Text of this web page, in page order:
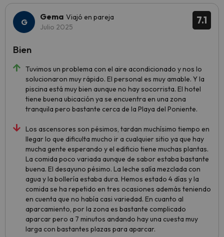
7.1
Gema Viajó en pareja
Julio 2025
Tuvimos un problema con el aire acondicionado y nos lo
solucionaron muy rápido. El personal es muy amable. Y la
piscina está muy bien aunque no hay socorrista. El hotel
tiene buena ubicación ya se encuentra en una zona
tranquila pero bastante cerca de la Playa del Poniente.
Los ascensores son pésimos, tardan muchísimo tiempo en
llegar lo que dificulta mucho ir a cualquier sitio ya que hay
mucha gente esperando y el edificio tiene muchas plantas.
La comida poco variada aunque de sabor estaba bastante
buena. El desayuno pésimo. La leche salía mezclada con
agua y la bollería estaba dura. Hemos estado 4 días y la
comida se ha repetido en tres ocasiones además teniendo
en cuenta que no había casi variedad. En cuanto al
aparcamiento, por la zona es bastante complicado
aparcar pero a 7 minutos andando hay una cuesta muy
larga con bastantes plazas para aparcar.
Bien